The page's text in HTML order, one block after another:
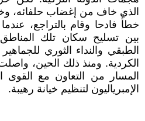
الذي خاف من إغضاب حلفائه،
خطأً فادحا وقام بالتراجع،
بين تسليح سكان تلك
الطبقي والنداء الثوري
الكردية. ومنذ ذلك الحين،
المسار من التعاون مع القوى
الإمبرياليون لتنظيم خيانة رهيبة.